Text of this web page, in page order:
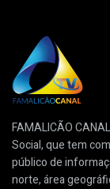
FAMALICÃO
Social, que tem
público de
norte, área